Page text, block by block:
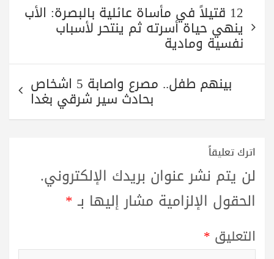
المقالات12 قتيلاً في مأساة عائلية بالبصرة: الأب
ينهي حياة أسرته ثم ينتحر لأسباب
نفسية ومادية
بينهم طفل.. مصرع واصابة 5 اشخاص
بحادث سير شرقي بغدا
اترك تعليقاً
لن يتم نشر عنوان بريدك الإلكتروني.
الحقول الإلزامية مشار إليها بـ*
التعليق *